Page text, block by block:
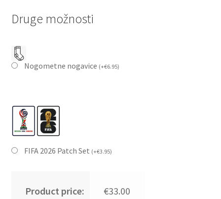
Druge možnosti
Nogometne nogavice (+€6.95)
FIFA 2026 Patch Set (+€3.95)
Product price: €33.00